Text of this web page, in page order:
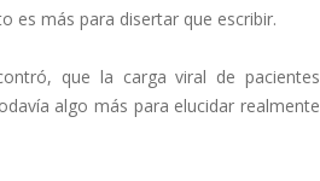
es más para disertar que escribir.
que la carga viral de pacientes
algo más para elucidar realmente